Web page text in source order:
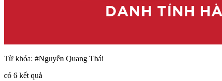
Từ khóa: #Nguyễn Quang Thái
có 6 kết quả